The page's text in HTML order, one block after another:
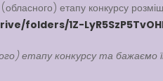
(обласного) етапу конкурсу
folders/1Z-
етапу конкурсу та бажаємо їм